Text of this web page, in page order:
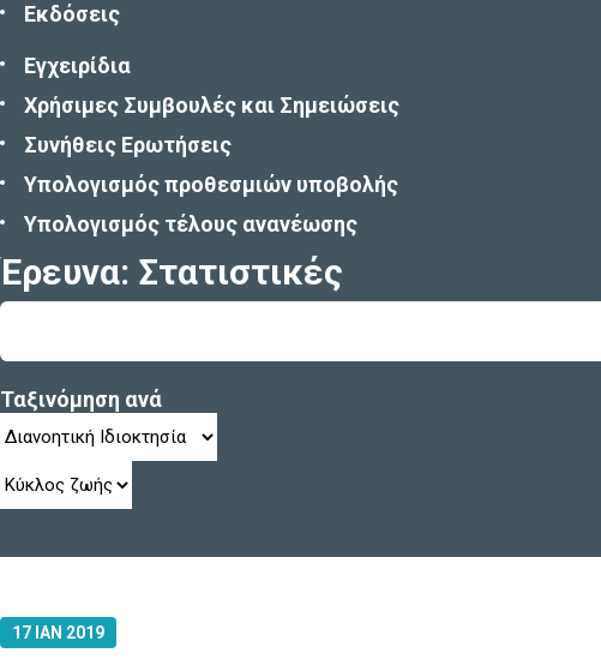
Εκδόσεις
Εγχειρίδια
Χρήσιμες Συμβουλές και Σημειώσεις
Συνήθεις Ερωτήσεις
Υπολογισμός προθεσμιών υποβολής
Υπολογισμός τέλους ανανέωσης
Έρευνα: Στατιστικές
Ταξινόμηση ανά
17 ΙΑΝ 2019